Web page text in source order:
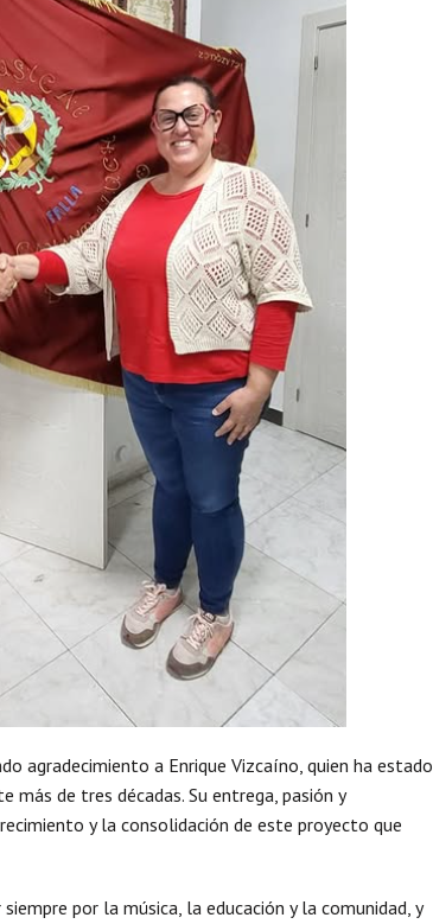
agradecimiento a Enrique Vizcaíno, quien ha estado
de tres décadas. Su entrega, pasión y
y la consolidación de este proyecto que
por la música, la educación y la comunidad, y